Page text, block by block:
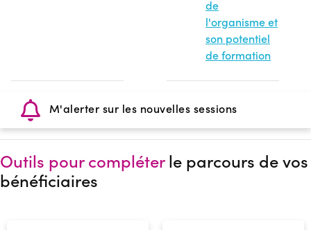
de
l'organisme et
son potentiel
de formation
M'alerter sur les nouvelles sessions
Outils pour compléterle parcours de vos
bénéficiaires